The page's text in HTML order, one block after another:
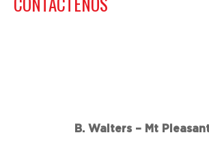
B. Walters – Mt